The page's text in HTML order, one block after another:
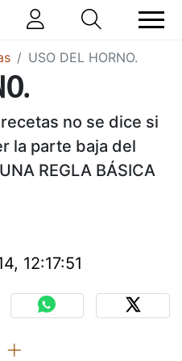
USO DEL HORNO.
no se dice si
la parte baja del
REGLA BÁSICA
12:17:51